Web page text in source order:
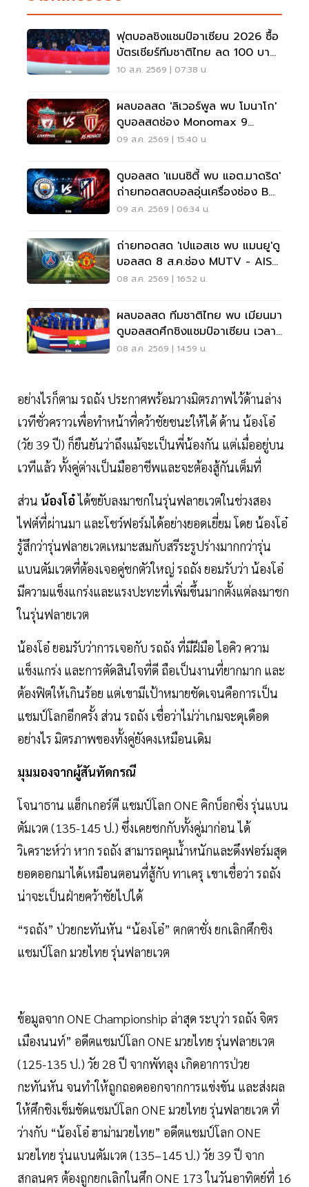
ฟุตบอลชิงแชมป์อาเซียน 2026 ซื้อ
บัตรเชียร์ทีมชาติไทย ลด 100 บาท
ทุกที่นั่ง
10 ส.ค. 2569 | 07:38 น.
ผลบอลสด 'ลิเวอร์พูล พบ โมนาโก'
ดูบอลสดช่อง Monomax 9
ส.ค.69 เวลา 20.30 น.
09 ส.ค. 2569 | 15:40 น.
ดูบอลสด 'แมนซิตี้ พบ แอต.มาดริด'
ถ่ายทอดสดบอลอุ่นเครื่องช่อง BG
SPORTS 18.00 น.
09 ส.ค. 2569 | 06:34 น.
ถ่ายทอดสด 'เปแอสเช พบ แมนยู'ดู
บอลสด 8 ส.ค.ช่อง MUTV - AIS
PLAY เช็คผลบอลสดที่นี่
08 ส.ค. 2569 | 16:52 น.
ผลบอลสด ทีมชาติไทย พบ เมียนมา
ดูบอลสดศึกชิงแชมป์อาเซียน เวลา
20.00 น.
08 ส.ค. 2569 | 14:59 น.
อย่างไรก็ตาม รถถัง ประกาศพร้อมวางมิตรภาพไว้ด้านล่าง
เวทีชั่วคราวเพื่อทำหน้าที่คว้าชัยชนะให้ได้ ด้าน น้องโอ๋
(วัย 39 ปี) ก็ยืนยันว่าถึงแม้จะเป็นพี่น้องกัน แต่เมื่ออยู่บน
เวทีแล้ว ทั้งคู่ต่างเป็นมืออาชีพและจะต้องสู้กันเต็มที่
ส่วน น้องโอ๋ได้ขยับลงมาชกในรุ่นฟลายเวตในช่วงสอง
ไฟต์ที่ผ่านมา และโชว์ฟอร์มได้อย่างยอดเยี่ยม โดย น้องโอ๋
รู้สึกว่ารุ่นฟลายเวตเหมาะสมกับสรีระรูปร่างมากกว่ารุ่น
แบนตัมเวตที่ต้องเจอคู่ชกตัวใหญ่ รถถัง ยอมรับว่า น้องโอ๋
มีความแข็งแกร่งและแรงปะทะที่เพิ่มขึ้นมากตั้งแต่ลงมาชก
ในรุ่นฟลายเวต
น้องโอ๋ ยอมรับว่าการเจอกับ รถถัง ที่มีฝีมือ ไอคิว ความ
แข็งแกร่ง และการตัดสินใจที่ดี ถือเป็นงานที่ยากมาก และ
ต้องฟิตให้เกินร้อย แต่เขามีเป้าหมายชัดเจนคือการเป็น
แชมป์โลกอีกครั้ง ส่วน รถถัง เชื่อว่าไม่ว่าเกมจะดุเดือด
อย่างไร มิตรภาพของทั้งคู่ยังคงเหมือนเดิม
มุมมองจากผู้สันทัดกรณี
โจนาธาน แฮ็กเกอร์ตี แชมป์โลก ONE คิกบ็อกซิ่ง รุ่นแบน
ตัมเวต (135-145 ป.) ซึ่งเคยชกกับทั้งคู่มาก่อน ได้
วิเคราะห์ว่า หาก รถถัง สามารถคุมน้ำหนักและดึงฟอร์มสุด
ยอดออกมาได้เหมือนตอนที่สู้กับ ทาเครุ เขาเชื่อว่า รถถัง
น่าจะเป็นฝ่ายคว้าชัยไปได้
“รถถัง” ป่วยกะทันหัน “น้องโอ๋” ตกตาชั่ง ยกเลิกศึกชิง
แชมป์โลก มวยไทย รุ่นฟลายเวต
ข้อมูลจาก ONE Championship ล่าสุด ระบุว่า รถถัง จิตร
เมืองนนท์” อดีตแชมป์โลก ONE มวยไทย รุ่นฟลายเวต
(125-135 ป.) วัย 28 ปี จากพัทลุง เกิดอาการป่วย
กะทันหัน จนทำให้ถูกถอดออกจากการแข่งขัน และส่งผล
ให้ศึกชิงเข็มขัดแชมป์โลก ONE มวยไทย รุ่นฟลายเวต ที่
ว่างกับ “น้องโอ๋ ฮาม่ามวยไทย” อดีตแชมป์โลก ONE
มวยไทย รุ่นแบนตัมเวต (135–145 ป.) วัย 39 ปี จาก
สกลนคร ต้องถูกยกเลิกในศึก ONE 173 ในวันอาทิตย์ที่ 16